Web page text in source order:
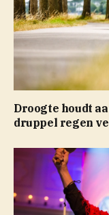
Droogte houdt
druppel regen